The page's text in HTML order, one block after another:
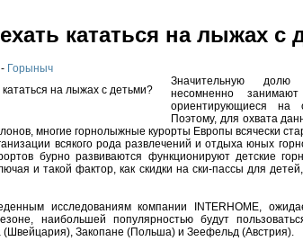
кататься на лыжах с
Горыныч
Значительную долю
несомненно
ориентирующиеся
Поэтому, для охвата
многие горнолыжные курорты Европы всячески
всякого рода развлечений и отдыха юных
бурно развиваются функционируют детские
и такой фактор, как скидки на ски-пассы для
исследованиям компании INTERHOME,
наибольшей популярностью будут
(Швейцария), Закопане (Польша) и Зеефельд (Австрия).